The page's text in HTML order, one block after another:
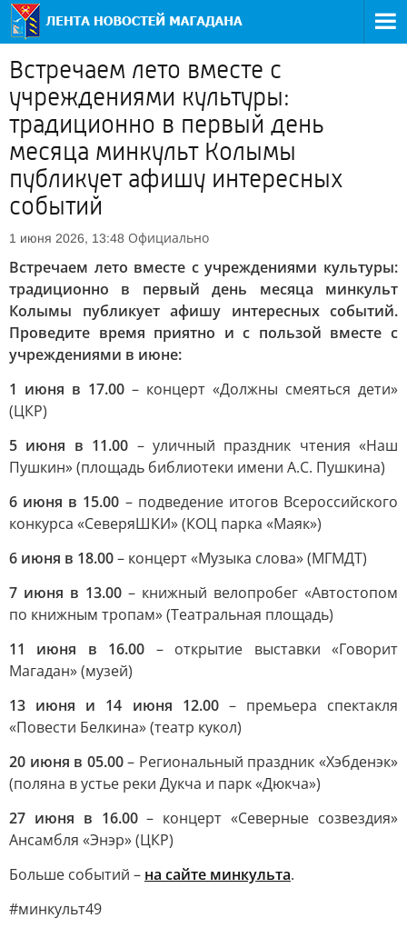
Встречаем лето вместе с
учреждениями культуры:
традиционно в первый день
месяца минкульт Колымы
публикует афишу интересных
событий
1 июня 2026, 13:48 Официально
Встречаем лето вместе с учреждениями культуры:
традиционно в первый день месяца минкульт
Колымы публикует афишу интересных событий.
Проведите время приятно и с пользой вместе с
учреждениями в июне:
1 июня в 17.00 – концерт «Должны смеяться дети»
(ЦКР)
5 июня в 11.00 – уличный праздник чтения «Наш
Пушкин» (площадь библиотеки имени А.С. Пушкина)
6 июня в 15.00 – подведение итогов Всероссийского
конкурса «СеверяШКИ» (КОЦ парка «Маяк»)
6 июня в 18.00– концерт «Музыка слова» (МГМДТ)
7 июня в 13.00 – книжный велопробег «Автостопом
по книжным тропам» (Театральная площадь)
11 июня в 16.00 – открытие выставки «Говорит
Магадан» (музей)
13 июня и 14 июня 12.00– премьера спектакля
«Повести Белкина» (театр кукол)
20 июня в 05.00– Региональный праздник «Хэбденэк»
(поляна в устье реки Дукча и парк «Дюкча»)
27 июня в 16.00– концерт «Северные созвездия»
Ансамбля «Энэр» (ЦКР)
Больше событий – на сайте минкульта.
#минкульт49